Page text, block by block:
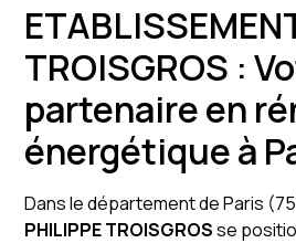
TROISGROS :
partenaire en
énergétique à
Dans le département de Paris
PHILIPPE TROISGROSse